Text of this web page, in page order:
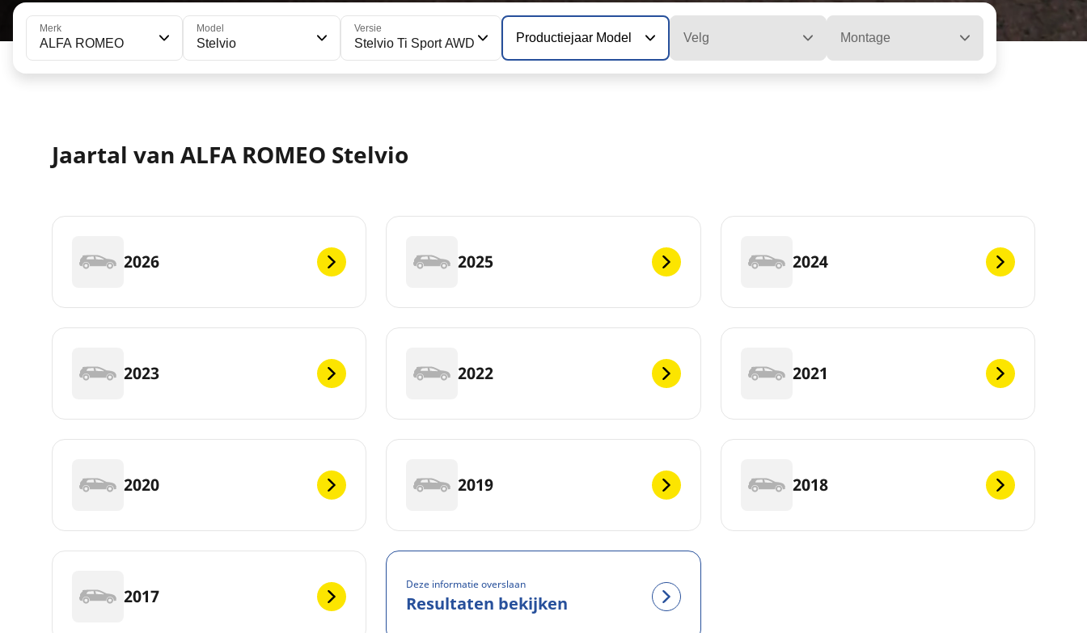
Merk
ALFA ROMEO
Model
Stelvio
Versie
Stelvio Ti Sport AWD Productiejaar Model Velg Montage
Jaartal van ALFA ROMEO Stelvio
2026 2025 2024
2023 2022 2021
2020 2019 2018
2017
Deze informatie overslaan
Resultaten bekijken